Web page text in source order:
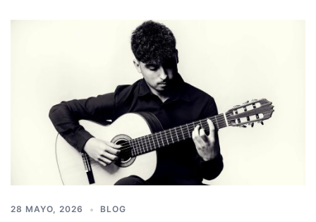
28 MAYO, 2026 BLOG